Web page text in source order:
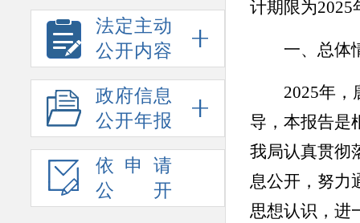
法定主动
公开内容
政府信息
公开年报
依申请
公开
计期限为2025
一、总体
2025年，
导，本报告是
我局认真贯彻
息公开，努力
思想认识，进